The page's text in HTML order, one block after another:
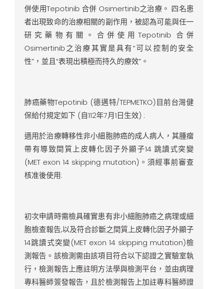
併使用Tepotinib 合併 Osimertinib之治療。 四名患
者出現致命的治療相關的副作用，被認為可能與任一
研究藥物有關。合併使用Tepotinib 合併
Osimertinib之治療其實是具有“可以控制的安全
性”，並且“表現出積極而持久的療效”。
肺癌藥物Tepotinib (德邁特/TEPMETKO)目前台灣健
保給付規定如下 (自112年7月1日生效) :
適用於治療轉移性非小細胞肺癌的成人病人，其腫瘤
帶有導致間質上皮轉化因子外顯子14 跳讀式突變
(MET exon 14 skipping mutation)。須經事前審查
核准後使用:
初次申請時需檢具確實患有非小細胞肺癌之病理或細
胞檢查報告,以及符合診斷之間質上皮轉化因子外顯子
14跳讀式突變(MET exon 14 skipping mutation)檢
測報告。該檢測需由該項目符合以下認證之實驗室執
行，檢測報告上應註明方法學與檢測平台，並由病理
專科醫師簽發報告，且於檢測報告上加註專科醫師證